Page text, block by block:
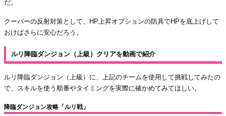
だ。
クーパーの反射対策として、HP上昇オプションの防具でHPを底上げして
おけばさらに安心だろう。
ルリ降臨ダンジョン（上級）クリアを動画で紹介
ルリ降臨ダンジョン（上級）に、上記のチームを使用して挑戦してみたの
で、スキルを使う順番やタイミングを実際に確かめてみてほしい。
降臨ダンジョン攻略「ルリ戦」